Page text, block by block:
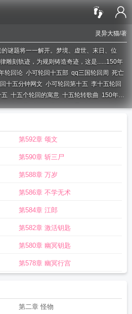
灵异大猫/著
谜题将一一解开。梦境、虚世、末日、位
雕刻轨迹，为规则铸造奇迹，这是......150年
轮回论 小可轮回十五部 qq三国轮回周 死亡
十五分钟网文 小可轮回第十五 李十五轮回
五 十五个轮回的寓意 十五轮转歌曲 150年一
15年轮回小可轮回第十五季十五年一个轮
第592章 颂文
第590章 斩三尸
第588章 万岁
第586章 不学无术
第584章 江郎
第582章 激活钥匙
第580章 幽冥钥匙
第578章 幽冥行宫
第二章 怪物